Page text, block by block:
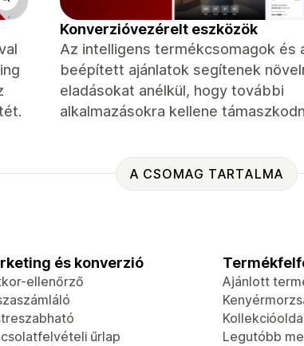
Konverzióvezérelt eszközök
Az intelligens termékcsomagok és
beépített ajánlatok segítenek
eladásokat anélkül, hogy további
alkalmazásokra kellene
A CSOMAG TARTALMA
és konverzió
ellenőrző
űrlap
Ajánlott
Legutóbb